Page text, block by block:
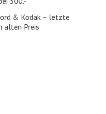
& Kodak – letzte
alten Preis